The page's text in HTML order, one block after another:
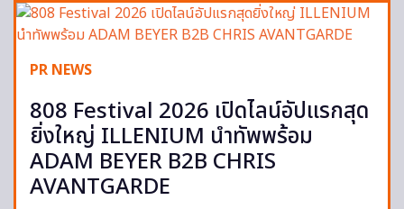
PR NEWS
808 Festival 2026 เปิดไลน์อัปแรกสุด
ยิ่งใหญ่ ILLENIUM นำทัพพร้อม
ADAM BEYER B2B CHRIS
AVANTGARDE